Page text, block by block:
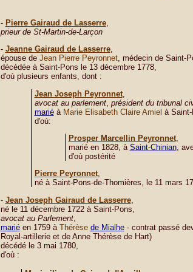
- Pierre Gairaud de Lasserre,
prieur de St-Martin-de-Larçon
- Jeanne Gairaud de Lasserre,
épouse de Jean Pierre Peyronnet, médecin de Saint-
décédée à Saint-Pons le 13 décembre 1778,
d'où plusieurs enfants, dont :
Jean Joseph Peyronnet,
avocat au parlement, président du tribunal
mariéà Marie Elisabeth Claire Amiel à
d'où:
Prosper Marcellin Peyronnet,
marié en 1828, à Saint-Chinian,
d'où postérité
Pierre Peyronnet,
né à Saint-Pons-de-Thomières, le 11 mars
- Jean Joseph Gairaud de Lasserre,
né le 11 décembre 1722 à Saint-Pons,
avocat au Parlement,
mariéen 1759 à Thérèse de Mialhe- contrat passé
Royal-artillerie et de Anne Thérèse de Hart)
décédé le 3 mai 1780,
d'où :